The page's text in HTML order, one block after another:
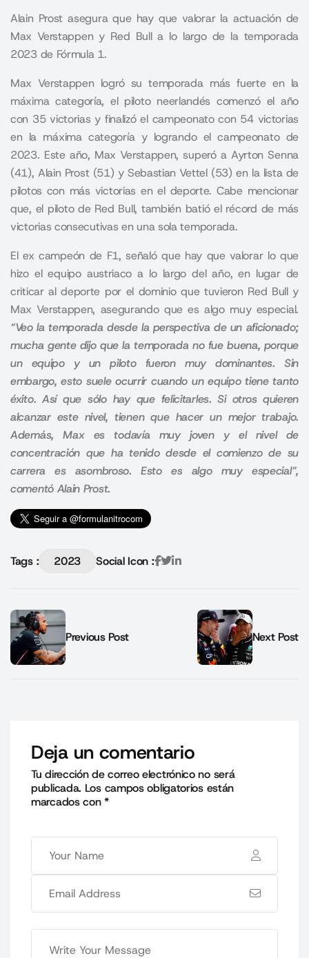
Alain Prost asegura que hay que valorar la actuación de
Max Verstappen y Red Bull a lo largo de la temporada
2023 de Fórmula 1.
Max Verstappen logró su temporada más fuerte en la
máxima categoría, el piloto neerlandés comenzó el año
con 35 victorias y finalizó el campeonato con 54 victorias
en la máxima categoría y logrando el campeonato de
2023. Este año, Max Verstappen, superó a Ayrton Senna
(41), Alain Prost (51) y Sebastian Vettel (53) en la lista de
pilotos con más victorias en el deporte. Cabe mencionar
que, el piloto de Red Bull, también batió el récord de más
victorias consecutivas en una sola temporada.
El ex campeón de F1, señaló que hay que valorar lo que
hizo el equipo austriaco a lo largo del año, en lugar de
criticar al deporte por el dominio que tuvieron Red Bull y
Max Verstappen, asegurando que es algo muy especial.
“Veo la temporada desde la perspectiva de un aficionado;
mucha gente dijo que la temporada no fue buena, porque
un equipo y un piloto fueron muy dominantes. Sin
embargo, esto suele ocurrir cuando un equipo tiene tanto
éxito. Así que sólo hay que felicitarles. Si otros quieren
alcanzar este nivel, tienen que hacer un mejor trabajo.
Además, Max es todavía muy joven y el nivel de
concentración que ha tenido desde el comienzo de su
carrera es asombroso. Esto es algo muy especial”,
comentó Alain Prost.
Tags : 2023 Social Icon :
Previous Post Next Post
Deja un comentario
Tu dirección de correo electrónico no será
publicada. Los campos obligatorios están
marcados con*